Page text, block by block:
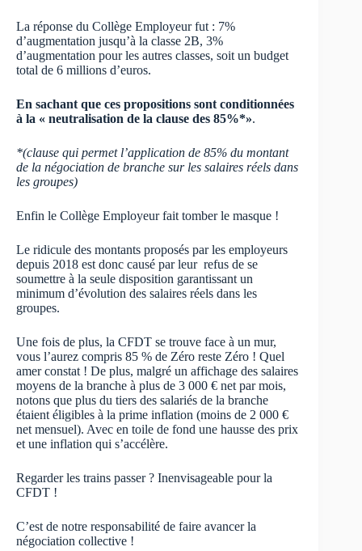
La réponse du Collège Employeur fut : 7%
d’augmentation jusqu’à la classe 2B, 3%
d’augmentation pour les autres classes, soit un budget
total de 6 millions d’euros.
En sachant que ces propositions sont conditionnées
à la « neutralisation de la clause des 85%*».
*(clause qui permet l’application de 85% du montant
de la négociation de branche sur les salaires réels dans
les groupes)
Enfin le Collège Employeur fait tomber le masque !
Le ridicule des montants proposés par les employeurs
depuis 2018 est donc causé par leur refus de se
soumettre à la seule disposition garantissant un
minimum d’évolution des salaires réels dans les
groupes.
Une fois de plus, la CFDT se trouve face à un mur,
vous l’aurez compris 85 % de Zéro reste Zéro ! Quel
amer constat ! De plus, malgré un affichage des salaires
moyens de la branche à plus de 3 000 € net par mois,
notons que plus du tiers des salariés de la branche
étaient éligibles à la prime inflation (moins de 2 000 €
net mensuel). Avec en toile de fond une hausse des prix
et une inflation qui s’accélère.
Regarder les trains passer ? Inenvisageable pour la
CFDT !
C’est de notre responsabilité de faire avancer la
négociation collective !